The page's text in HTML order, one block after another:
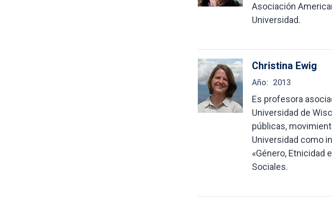
Asociación
Universidad.
Christina Ewig
Año: 2013
Es profesora
Universidad de
públicas,
Universidad como
«Género, Etnicidad
Sociales.